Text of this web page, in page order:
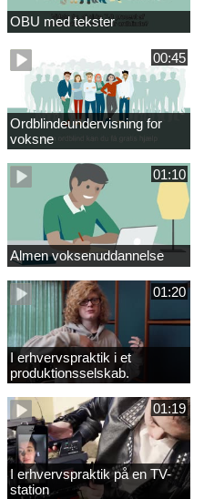
OBU med tekster
00:45
Ordblindeundervisning for
voksne
01:10
Almen voksenuddannelse
01:20
I erhvervspraktik i et
produktionsselskab.
01:19
I erhvervspraktik på en TV-
station